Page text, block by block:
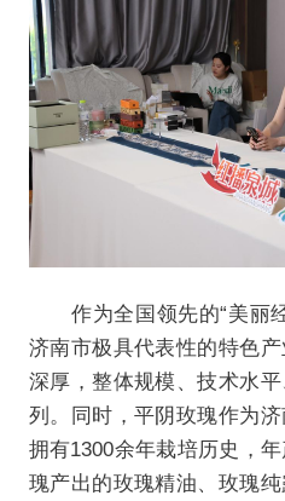
作为全国领先的“美丽经
济南市极具代表性的特色
深厚，整体规模、技术水
列。同时，平阴玫瑰作为
拥有1300余年栽培历史，
瑰产出的玫瑰精油、玫瑰